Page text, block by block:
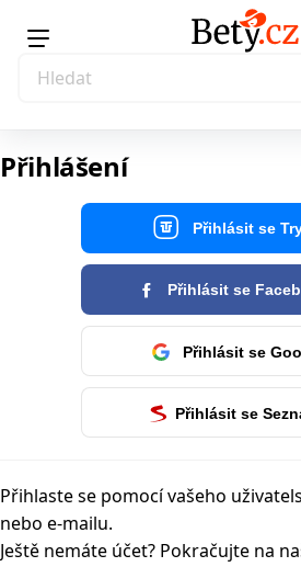
Přihlášení
Přihlásit se
Přihlásit se
Přihlásit se
Přihlásit se
Přihlaste se pomocí vašeho
nebo e-mailu.
Ještě nemáte účet? Pokračujte na